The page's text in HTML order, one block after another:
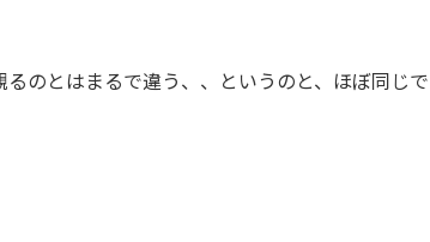
のとはまるで違う、、というのと、ほぼ同じで